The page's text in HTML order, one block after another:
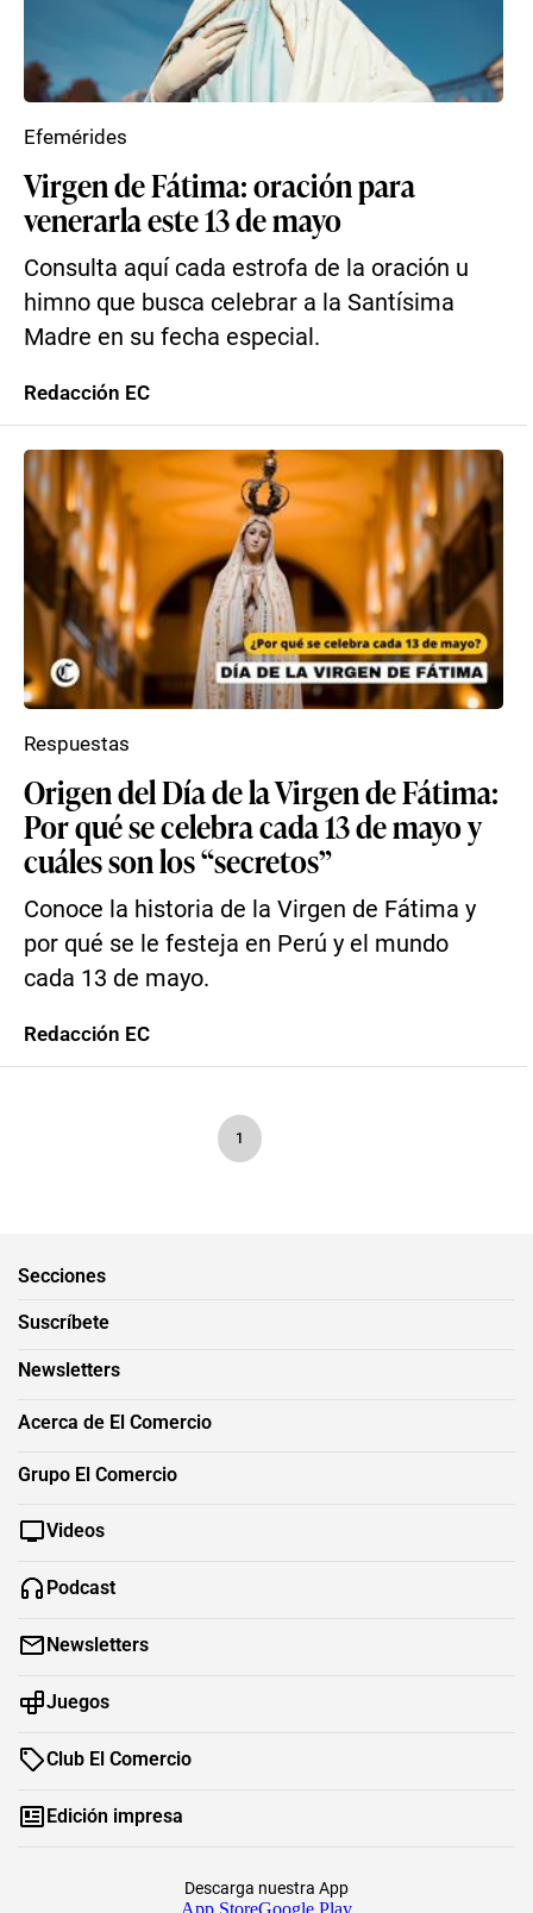
Virgen de Fátima: oración para
venerarla este 13 de mayo
Consulta aquí cada estrofa de la oración u
himno que busca celebrar a la Santísima
Madre en su fecha especial.
Efemérides
Redacción EC
Origen del Día de la Virgen de Fátima:
Por qué se celebra cada 13 de mayo y
cuáles son los “secretos”
Conoce la historia de la Virgen de Fátima y
por qué se le festeja en Perú y el mundo
cada 13 de mayo.
Respuestas
Redacción EC
1
Secciones
Suscríbete
Newsletters
Acerca de El Comercio
Grupo El Comercio
Videos
Podcast
Newsletters
Juegos
Club El Comercio
Edición impresa
Descarga nuestra App
App StoreGoogle Play